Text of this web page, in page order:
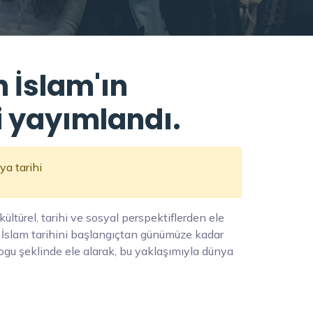
İslam'ın
tarihi
tarihi ve sosyal perspektiflerden ele
İslam tarihini başlangıçtan günümüze kadar
şeklinde ele alarak, bu yaklaşımıyla dünya